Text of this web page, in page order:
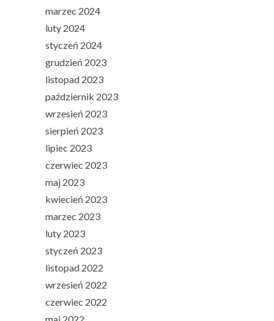
marzec 2024
luty 2024
styczeń 2024
grudzień 2023
listopad 2023
październik 2023
wrzesień 2023
sierpień 2023
lipiec 2023
czerwiec 2023
maj 2023
kwiecień 2023
marzec 2023
luty 2023
styczeń 2023
listopad 2022
wrzesień 2022
czerwiec 2022